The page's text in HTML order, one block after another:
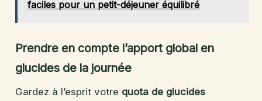
faciles pour un petit-déjeuner équilibré
Prendre en compte l’apport global en
glucides de la journée
Gardez à l’esprit votre quota de glucides